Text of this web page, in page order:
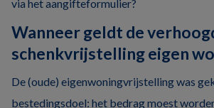
via het aangifteformulier?
Wanneer geldt de
schenkvrijstelling eigen
De (oude) eigenwoningvrijstelling was
bestedingsdoel: het bedrag moest